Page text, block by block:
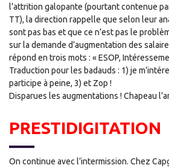
l’attrition galopante (pourtant contenue
TT), la direction rappelle que selon leur
sont pas bas et que ce n’est pas le
sur la demande d’augmentation des
répond en trois mots : « ESOP,
Traduction pour les badauds : 1) je
participe à peine, 3) et Zop !
Disparues les augmentations ! Chapeau
PRESTIDIGITATION
On continue avec l’intermission. Chez